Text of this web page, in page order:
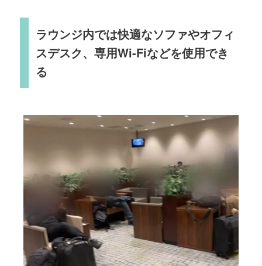
ラウンジ内では快適なソファやオフィ
スデスク、専用Wi-Fiなどを使用でき
る